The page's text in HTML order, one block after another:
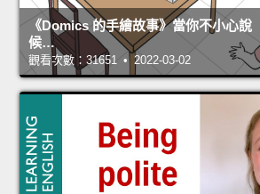
《Domics 的手繪故事》當你不小心說
候…
觀看次數：31651 • 2022-03-02